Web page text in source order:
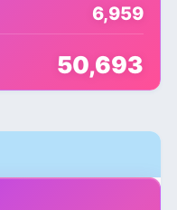
6,959
50,693